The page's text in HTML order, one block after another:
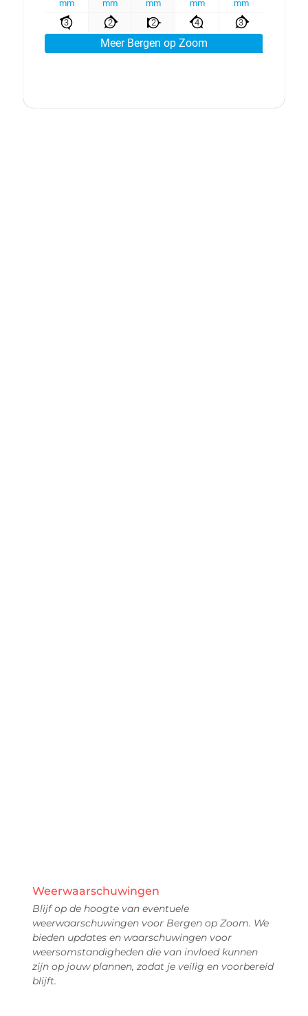
Weerwaarschuwingen
Blijf op de hoogte van eventuele
weerwaarschuwingen voor Bergen op Zoom. We
bieden updates en waarschuwingen voor
weersomstandigheden die van invloed kunnen
zijn op jouw plannen, zodat je veilig en voorbereid
blijft.